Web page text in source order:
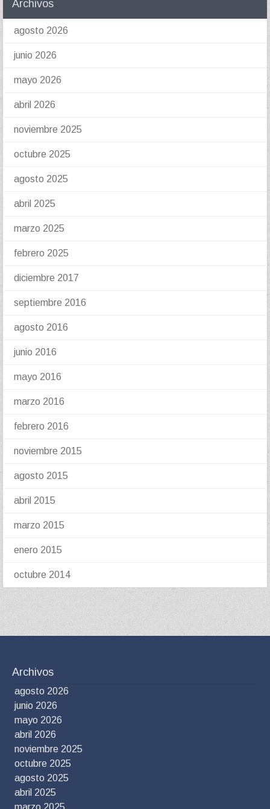
Archivos
agosto 2026
junio 2026
mayo 2026
abril 2026
noviembre 2025
octubre 2025
agosto 2025
abril 2025
marzo 2025
febrero 2025
diciembre 2017
septiembre 2016
agosto 2016
junio 2016
mayo 2016
marzo 2016
febrero 2016
noviembre 2015
agosto 2015
abril 2015
marzo 2015
enero 2015
octubre 2014
Archivos
agosto 2026
junio 2026
mayo 2026
abril 2026
noviembre 2025
octubre 2025
agosto 2025
abril 2025